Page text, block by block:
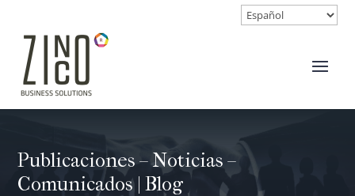
Publicaciones – Noticias –
Comunicados | Blog